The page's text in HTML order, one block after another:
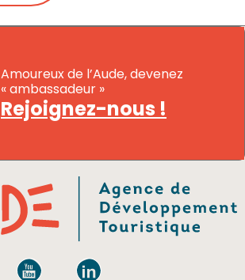
Amoureux de l’Aude, devenez
« ambassadeur »
Rejoignez-nous !